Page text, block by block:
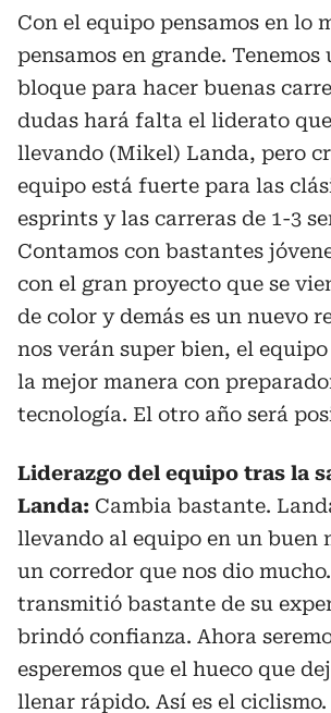
Con el equipo pensamos en lo
pensamos en grande. Tenemos
bloque para hacer buenas
dudas hará falta el liderato
llevando (Mikel) Landa, pero
equipo está fuerte para las
esprints y las carreras de 1-3
Contamos con bastantes
con el gran proyecto que se
de color y demás es un nuevo
nos verán super bien, el
la mejor manera con
tecnología. El otro año será
Liderazgo del equipo tras la
Landa: Cambia bastante.
llevando al equipo en un buen
un corredor que nos dio
transmitió bastante de su
brindó confianza. Ahora
esperemos que el hueco que
llenar rápido. Así es el ciclismo.